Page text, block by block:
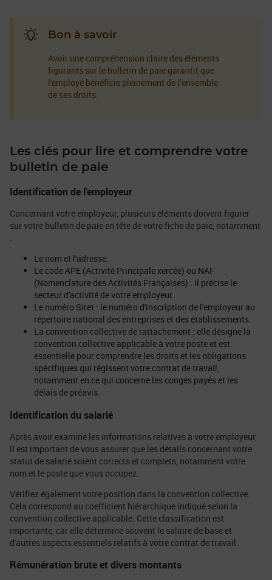
Bon à savoir
Avoir une compréhension claire des éléments
figurants sur le bulletin de paie garantit que
l'employé bénéficie pleinement de l’ensemble
de ses droits.
Les clés pour lire et comprendre votre
bulletin de paie
Identification de l'employeur
Concernant votre employeur, plusieurs éléments doivent figurer
sur votre bulletin de paie en tête de votre fiche de paie, notamment
:
Le nom et l'adresse.
Le code APE (Activité Principale xercée) ou NAF
(Nomenclature des Activités Françaises) : il précise le
secteur d'activité de votre employeur.
Le numéro Siret : le numéro d'inscription de l'employeur au
répertoire national des entreprises et des établissements.
La convention collective de rattachement : elle désigne la
convention collective applicable à votre poste et est
essentielle pour comprendre les droits et les obligations
spécifiques qui régissent votre contrat de travail,
notamment en ce qui concerne les congés payés et les
délais de préavis.
Identification du salarié
Après avoir examiné les informations relatives à votre employeur,
il est important de vous assurer que les détails concernant votre
statut de salarié soient corrects et complets, notamment votre
nom et le poste que vous occupez.
Vérifiez également votre position dans la convention collective.
Cela correspond au coefficient hiérarchique indiqué selon la
convention collective applicable. Cette classification est
importante, car elle détermine souvent le salaire de base et
d'autres aspects essentiels relatifs à votre contrat de travail.
Rémunération brute et divers montants